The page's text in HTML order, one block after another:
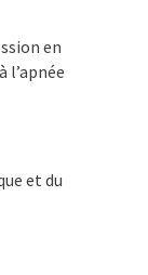
en
l’apnée
et du